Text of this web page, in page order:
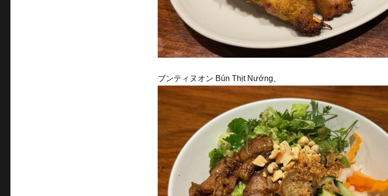
ブンティヌオン Bún Thịt Nướng、